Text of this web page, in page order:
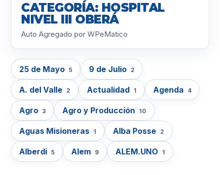
CATEGORÍA: HOSPITAL
NIVEL III OBERÁ
Auto Agregado por WPeMatico
25 de Mayo 5 9 de Julio 2
A. del Valle 2 Actualidad 1 Agenda 4
Agro 3 Agro y Producción 10
Aguas Misioneras 1 Alba Posse 2
Alberdi 5 Alem 9 ALEM.UNO 1